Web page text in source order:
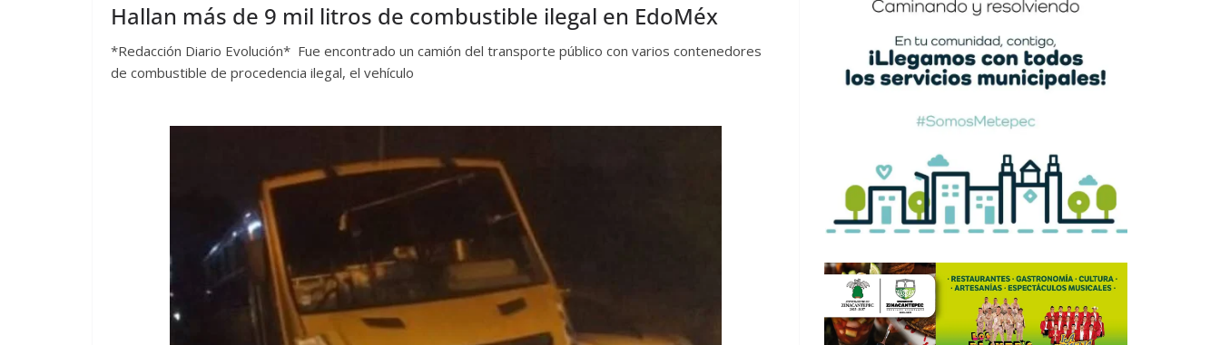
Hallan más de 9 mil litros de combustible ilegal en EdoMéx
*Redacción Diario Evolución* Fue encontrado un camión del transporte público con varios contenedores
de combustible de procedencia ilegal, el vehículo